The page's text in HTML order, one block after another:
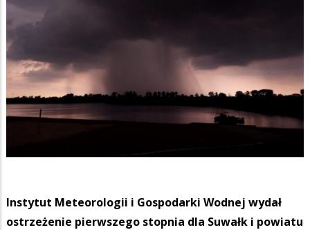
Instytut Meteorologii i Gospodarki Wodnej wydał
ostrzeżenie pierwszego stopnia dla Suwałk i powiatu